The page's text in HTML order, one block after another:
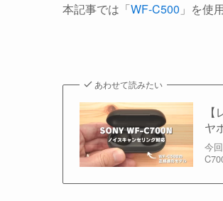
本記事では「WF-C500 」を使
あわせて読みたい
ヤ
今